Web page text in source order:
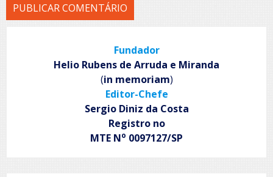
Fundador
Helio Rubens de Arruda e Miranda
(in memoriam)
Editor-Chefe
Sergio Diniz da Costa
Registro no
MTE No 0097127/SP